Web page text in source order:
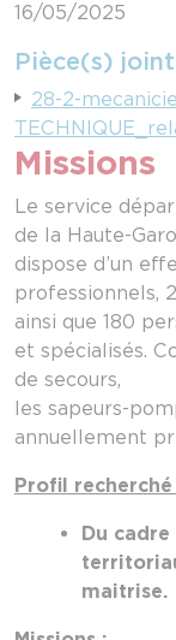
16/05/2025
Pièce(s)
28-2-
Missions
Le service
de la Haute-
dispose d’un
professionnels,
ainsi que 180
et spécialisés.
de secours,
les sapeurs-
annuellement
Profil recherché
Du
maitrise.